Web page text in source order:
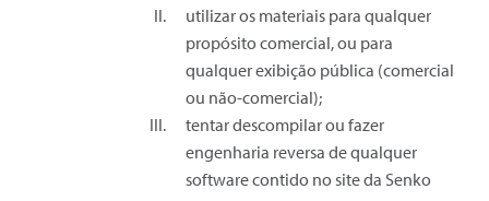
utilizar os materiais para qualquer
propósito comercial, ou para
qualquer exibição pública (comercial
ou não-comercial);
tentar descompilar ou fazer
engenharia reversa de qualquer
software contido no site da Senko